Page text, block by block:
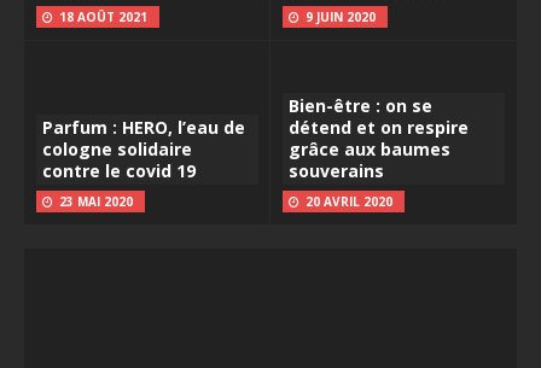
18 AOÛT 2021 9 JUIN 2020
Parfum : HERO, l’eau de
cologne solidaire
contre le covid 19
23 MAI 2020
Bien-être : on se
détend et on respire
grâce aux baumes
souverains
20 AVRIL 2020